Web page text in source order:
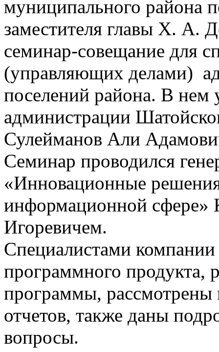
муниципального района
заместителя главы Х. А.
семинар-совещание для
(управляющих делами)
поселений района. В нем
администрации
Сулейманов Али
Семинар проводился
«Инновационные
информационной
Игоревичем.
Специалистами компании
программного продукта,
программы,
отчетов, также даны
вопросы.